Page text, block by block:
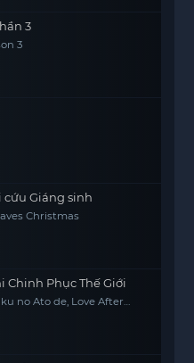
3
3
cứu Giáng sinh
Christmas
Chinh Phục Thế Giới
no Ato de, Love After